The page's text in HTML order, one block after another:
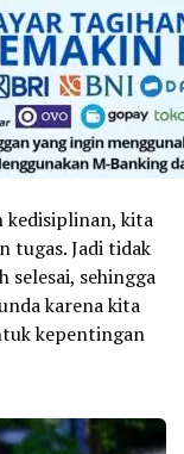
kedisiplinan, kita
tugas. Jadi tidak
selesai, sehingga
karena kita
kepentingan